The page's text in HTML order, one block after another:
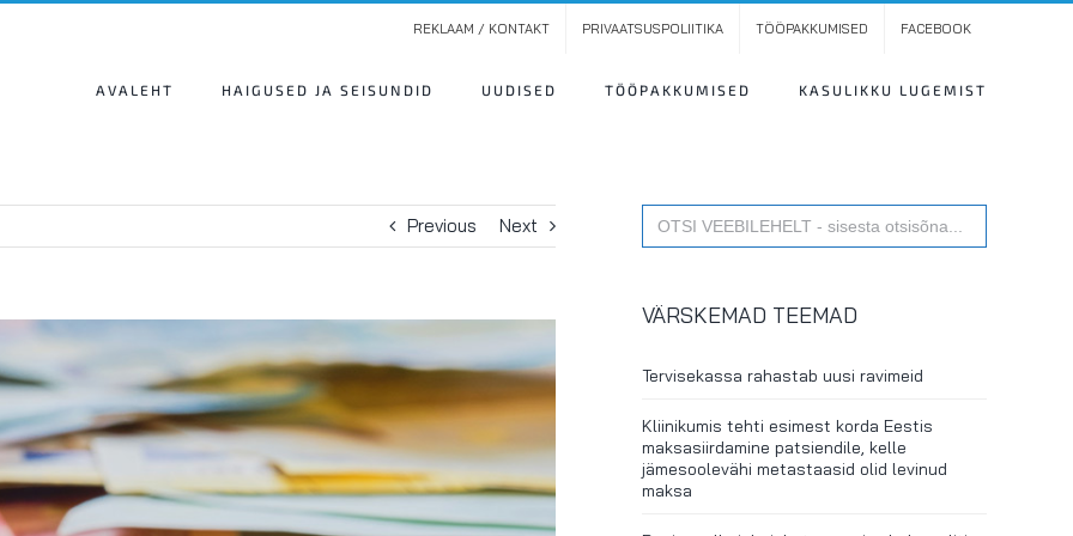
REKLAAM / KONTAKT PRIVAATSUSPOLIITIKA TÖÖPAKKUMISED FACEBOOK
AVALEHT HAIGUSED JA SEISUNDID UUDISED TÖÖPAKKUMISED KASULIKKU LUGEMIST
Previous Next
Search
for:
VÄRSKEMAD TEEMAD
Tervisekassa rahastab uusi ravimeid
Kliinikumis tehti esimest korda Eestis
maksasiirdamine patsiendile, kelle
jämesoolevähi metastaasid olid levinud
maksa